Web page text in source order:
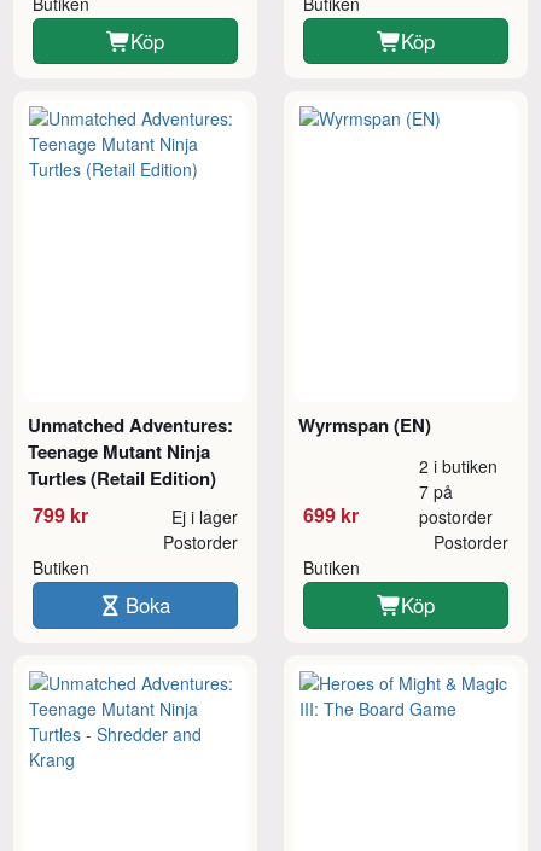
Köp Köp
Unmatched Adventures:
Teenage Mutant Ninja
Turtles (Retail Edition)
799 kr Ej i lager
Butiken
Postorder
Boka
Wyrmspan (EN)
699 kr
2 i butiken
7 på
postorder
Butiken
Postorder
Köp